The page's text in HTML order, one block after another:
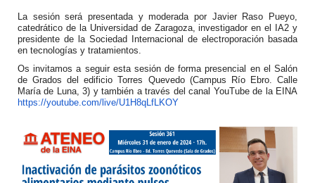
La sesión será presentada y moderada por Javier Raso Pueyo,
catedrático de la Universidad de Zaragoza, investigador en el IA2 y
presidente de la Sociedad Internacional de electroporación basada
en tecnologías y tratamientos.
Os invitamos a seguir esta sesión de forma presencial en el Salón
de Grados del edificio Torres Quevedo (Campus Río Ebro. Calle
María de Luna, 3) y también a través del canal YouTube de la EINA
https://youtube.com/live/U1H8qLfLKOY